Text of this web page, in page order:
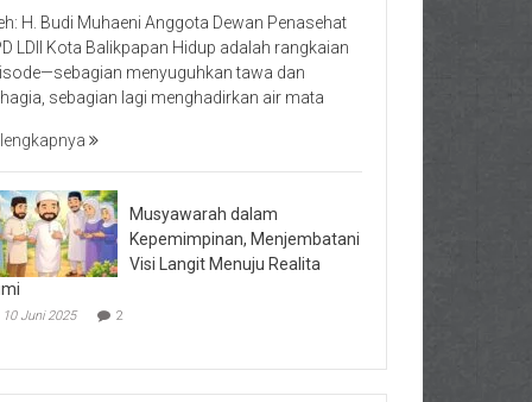
H. Budi Muhaeni Anggota Dewan Penasehat
LDII Kota Balikpapan Hidup adalah rangkaian
menyuguhkan tawa dan
sebagian lagi menghadirkan air mata
Musyawarah dalam
Kepemimpinan, Menjembatani
Visi Langit Menuju Realita
10 Juni 2025 2